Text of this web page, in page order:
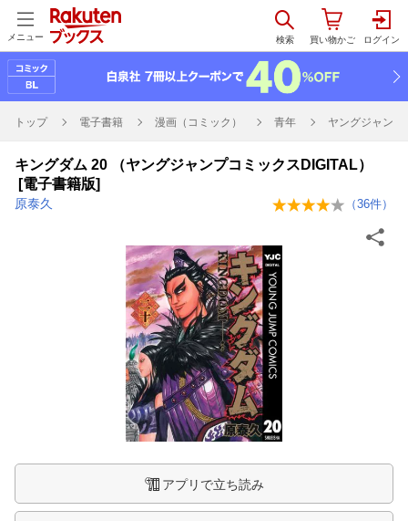
メニュー
トップ 電子書籍 漫画（コミック） 青年 ヤングジャンプ
キングダム 20 （ヤングジャンプコミックスDIGITAL）
[電子書籍版]
原泰久 （36件）
アプリで立ち読み